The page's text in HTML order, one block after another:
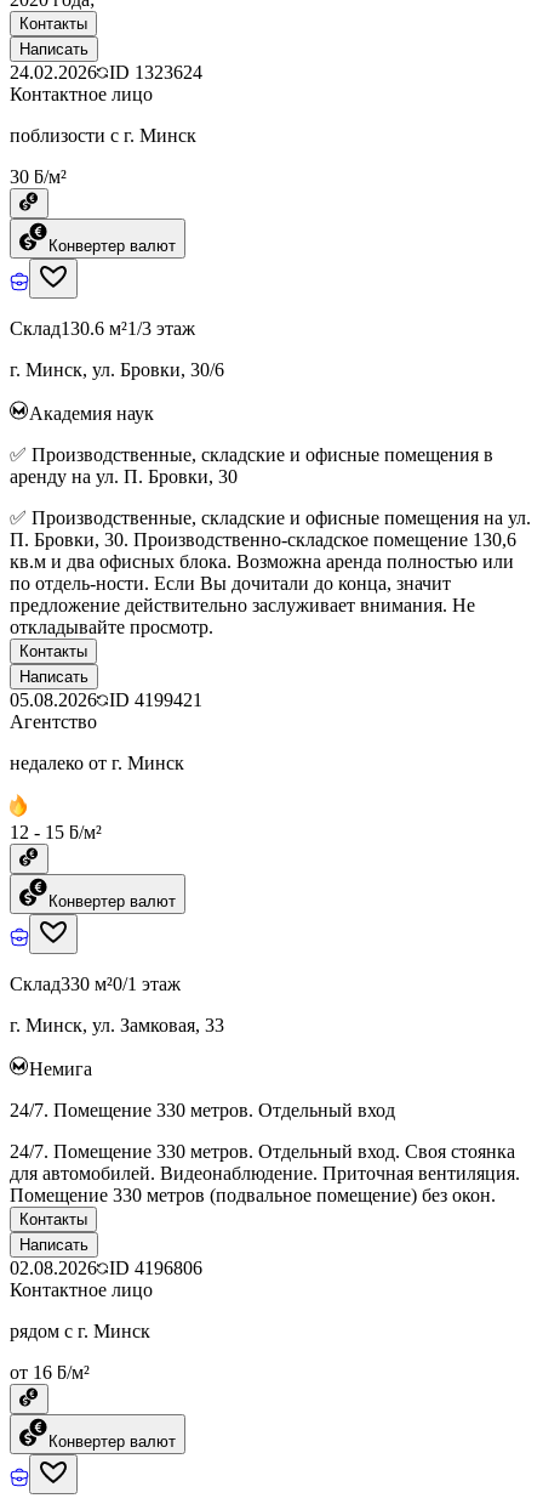
Контакты
Написать
24.02.2026 ID 1323624
Контактное лицо
поблизости с г. Минск
30 ƃ/м²
Конвертер валют
Склад130.6 м²1/3 этаж
г. Минск, ул. Бровки, 30/6
Академия наук
✅ Производственные, складские и офисные помещения в
аренду на ул. П. Бровки, 30
✅ Производственные, складские и офисные помещения на ул.
П. Бровки, 30. Производственно-складское помещение 130,6
кв.м и два офисных блока. Возможна аренда полностью или
по отдель-ности. Если Вы дочитали до конца, значит
предложение действительно заслуживает внимания. Не
откладывайте просмотр.
Контакты
Написать
05.08.2026 ID 4199421
Агентство
недалеко от г. Минск
12 - 15 ƃ/м²
Конвертер валют
Склад330 м²0/1 этаж
г. Минск, ул. Замковая, 33
Немига
24/7. Помещение 330 метров. Отдельный вход
24/7. Помещение 330 метров. Отдельный вход. Своя стоянка
для автомобилей. Видеонаблюдение. Приточная вентиляция.
Помещение 330 метров (подвальное помещение) без окон.
Контакты
Написать
02.08.2026 ID 4196806
Контактное лицо
рядом с г. Минск
от 16 ƃ/м²
Конвертер валют